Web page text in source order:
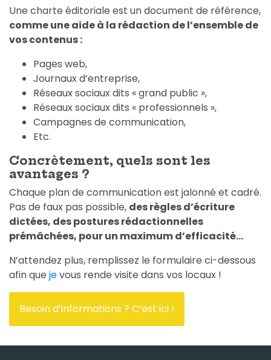
Une charte éditoriale est un document de référence,
comme une aide à la rédaction de l’ensemble de
vos contenus :
Pages web,
Journaux d’entreprise,
Réseaux sociaux dits « grand public »,
Réseaux sociaux dits « professionnels »,
Campagnes de communication,
Etc.
Concrètement, quels sont les
avantages ?
Chaque plan de communication est jalonné et cadré.
Pas de faux pas possible, des règles d’écriture
dictées, des postures rédactionnelles
prémâchées, pour un maximum d’efficacité…
N’attendez plus, remplissez le formulaire ci-dessous
afin que jevous rende visite dans vos locaux !
Besoin d’informations ? C’est ici !